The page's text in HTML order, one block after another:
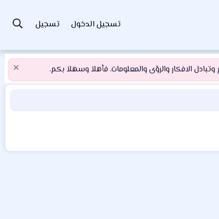
تسجيل الدخول تسجيل
الافكار والرؤى والمعلومات. فأهلاَ وسهلاَ بكم.